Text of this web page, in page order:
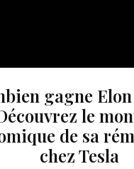
gagne
le
de sa
chez Tesla